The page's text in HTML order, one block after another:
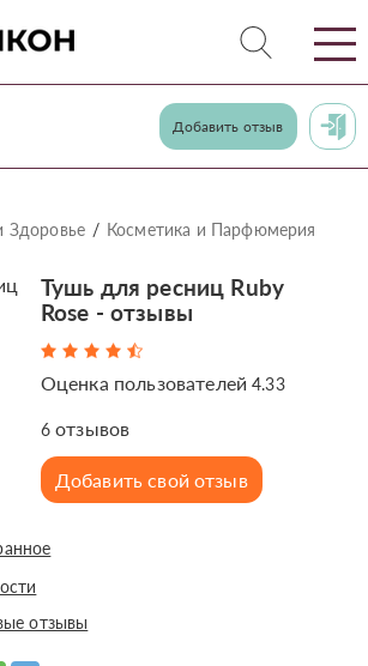
Добавить отзыв
Здоровье Косметика и Парфюмерия
Тушь для ресниц Ruby
Rose - отзывы
Оценка пользователей4.33
6отзывов
Добавить свой отзыв
отзывы